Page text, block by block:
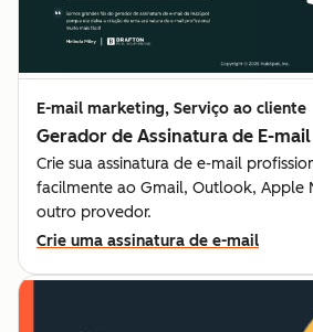
E-mail marketing, Serviço ao cliente
Gerador de Assinatura de E-mail
Crie sua assinatura de e-mail
facilmente ao Gmail, Outlook, Apple
outro provedor.
Crie uma assinatura de e-mail